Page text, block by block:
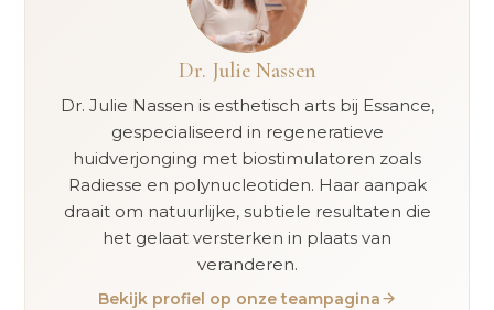
Dr. Julie Nassen
Dr. Julie Nassen is esthetisch arts bij Essance,
gespecialiseerd in regeneratieve
huidverjonging met biostimulatoren zoals
Radiesse en polynucleotiden. Haar aanpak
draait om natuurlijke, subtiele resultaten die
het gelaat versterken in plaats van
veranderen.
Bekijk profiel op onze teampagina